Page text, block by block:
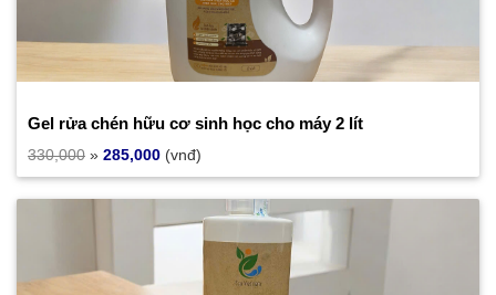
Gel rửa chén hữu cơ sinh học cho máy 2 lít
330,000 » 285,000 (vnđ)